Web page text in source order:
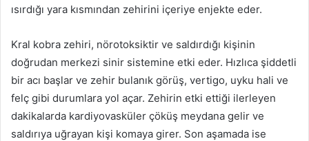
ısırdığı yara kısmından zehirini içeriye enjekte eder.
Kral kobra zehiri, nörotoksiktir ve saldırdığı kişinin
doğrudan merkezi sinir sistemine etki eder. Hızlıca şiddetli
bir acı başlar ve zehir bulanık görüş, vertigo, uyku hali ve
felç gibi durumlara yol açar. Zehirin etki ettiği ilerleyen
dakikalarda kardiyovasküler çöküş meydana gelir ve
saldırıya uğrayan kişi komaya girer. Son aşamada ise